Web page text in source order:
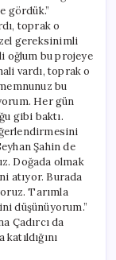
gördük.”
toprak o
gereksinimli
oğlum bu projeye
vardı, toprak o
bu
Her gün
gibi baktı.
Şahin de
Doğada olmak
atıyor. Burada
Tarımla
düşünüyorum.”
Çadırcı da